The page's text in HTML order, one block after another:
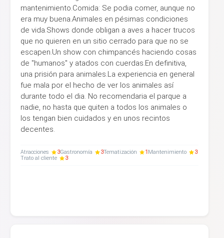
mantenimiento.Comida: Se podia comer, aunque no
era muy buena.Animales en pésimas condiciones
de vida.Shows donde obligan a aves a hacer trucos
que no quieren en un sitio cerrado para que no se
escapen.Un show con chimpancés haciendo cosas
de "humanos" y atados con cuerdas.En definitiva,
una prisión para animales.La experiencia en general
fue mala por el hecho de ver los animales así
durante todo el dia. No recomendaria el parque a
nadie, no hasta que quiten a todos los animales o
los tengan bien cuidados y en unos recintos
decentes.
Atracciones 3Gastronomía 3Tematización 1 Mantenimiento
3
Trato al cliente
3